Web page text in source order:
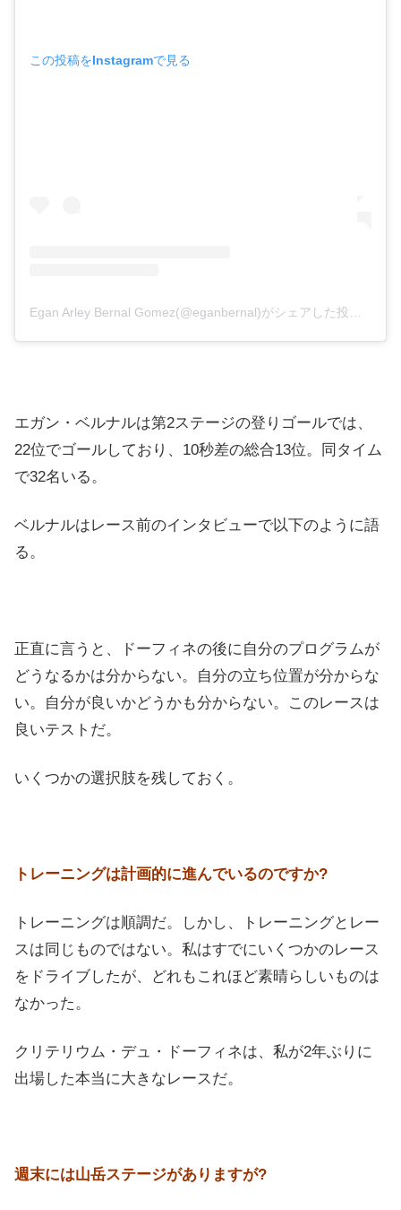
この投稿をInstagramで見る
エガン・ベルナルは第2ステージの登りゴールでは、
22位でゴールしており、10秒差の総合13位。同タイム
で32名いる。
ベルナルはレース前のインタビューで以下のように語
る。
正直に言うと、ドーフィネの後に自分のプログラムが
どうなるかは分からない。自分の立ち位置が分からな
い。自分が良いかどうかも分からない。このレースは
良いテストだ。
いくつかの選択肢を残しておく。
トレーニングは計画的に進んでいるのですか?
トレーニングは順調だ。しかし、トレーニングとレー
スは同じものではない。私はすでにいくつかのレース
をドライブしたが、どれもこれほど素晴らしいものは
なかった。
クリテリウム・デュ・ドーフィネは、私が2年ぶりに
出場した本当に大きなレースだ。
週末には山岳ステージがありますが?